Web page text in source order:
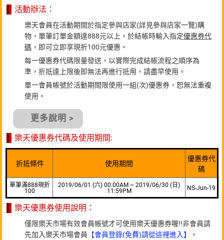
活動辦法：
樂天會員在活動期間於指定參與店家(詳見參與店家一覽)購
物，單筆訂單金額達888元以上，於結帳時輸入指定優惠券代
碼 ，即可立即享現折100元優惠。
每一優惠券代碼限量發送，以實際完成結帳流程之順序為
準，折抵達上限後即無法再進行抵用，請盡早使用。
單一會員帳號於活動期間限使用一組(次)優惠券，恕無法重複
使用。
更多說明 >
樂天優惠券代碼及使用期間:
折抵條件 使用期間
優惠券代
碼
單筆滿888現折
100
2019/06/01 (六) 00:00AM ~ 2019/06/30 (日)
11:59PM
NS-Jun-19
樂天優惠券使用說明：
僅限樂天市場有效會員帳號才可使用樂天優惠券喔!!非會員請
先加入樂天市場會員
【會員登錄(免費)請從這裡進入】。